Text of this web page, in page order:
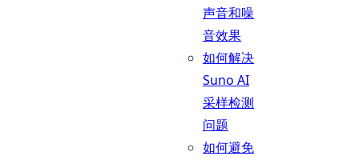
声音和噪
音效果
如何解决
Suno AI
采样检测
问题
如何避免